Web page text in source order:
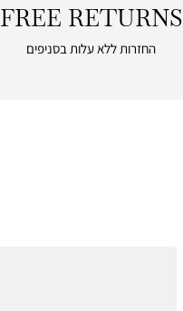
|
returns
FREE RETURNS
החזרות ללא עלות בסניפים